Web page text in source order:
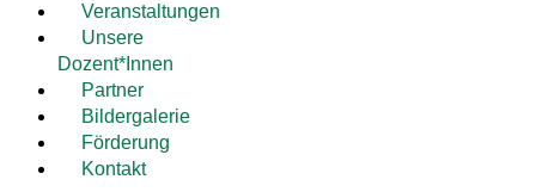
Veranstaltungen
Unsere
Dozent*Innen
Partner
Bildergalerie
Förderung
Kontakt